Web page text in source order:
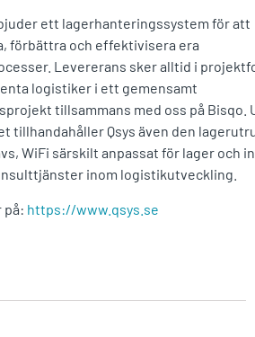
ett lagerhanteringssystem för att
förbättra och effektivisera era
Levererans sker alltid i
logistiker i ett gemensamt
tillsammans med oss på Bisqo.
tillhandahåller Qsys även den
WiFi särskilt anpassat för lager och
inom logistikutveckling.
på: https://www.qsys.se